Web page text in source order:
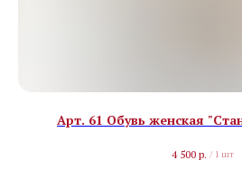
Арт. 61 Обувь женская
4 500 р. / 1 шт